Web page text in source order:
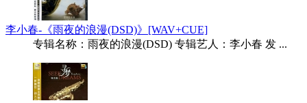
李小春-《雨夜的浪漫(DSD)》[WAV+CUE]
专辑名称：雨夜的浪漫(DSD) 专辑艺人：李小春 发 ...